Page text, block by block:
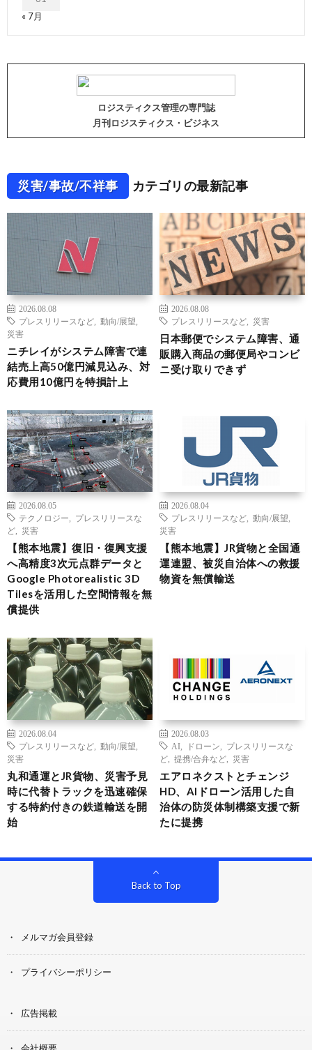
« 7月
ロジスティクス管理の専門誌
月刊ロジスティクス・ビジネス
災害/事故/不祥事 カテゴリの最新記事
2026.08.08
プレスリリースなど
動向/展望
災害
ニチレイがシステム障害で連
結売上高50億円減見込み、対
応費用10億円を特損計上
2026.08.08
プレスリリースなど
災害
日本郵便でシステム障害、通
販購入商品の郵便局やコンビ
ニ受け取りできず
2026.08.05
テクノロジー
プレスリリースな
ど
災害
【熊本地震】復旧・復興支援
へ高精度3次元点群データと
Google Photorealistic 3D
Tilesを活用した空間情報を無
償提供
2026.08.04
プレスリリースなど
動向/展望
災害
【熊本地震】JR貨物と全国通
運連盟、被災自治体への救援
物資を無償輸送
2026.08.04
プレスリリースなど
動向/展望
災害
丸和通運とJR貨物、災害予見
時に代替トラックを迅速確保
する特約付きの鉄道輸送を開
始
2026.08.03
AI
ドローン
プレスリリースな
ど
提携/合弁など 災害
エアロネクストとチェンジ
HD、AIドローン活用した自
治体の防災体制構築支援で新
たに提携
Back to Top
メルマガ会員登録
プライバシーポリシー
広告掲載